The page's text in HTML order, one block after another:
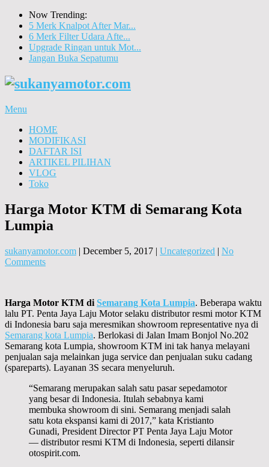
Now Trending:
5 Merk Knalpot After Mar...
6 Merk Filter Udara Afte...
Upgrade Ringan untuk Mot...
Jangan Buka Sepatumu
Menu
HOME
MODIFIKASI
DAFTAR ISI
ARTIKEL PILIHAN
VLOG
Toko
Harga Motor KTM di Semarang Kota
Lumpia
sukanyamotor.com | December 5, 2017 | Uncategorized | No
Comments
Harga Motor KTM di Semarang Kota Lumpia. Beberapa waktu
lalu PT. Penta Jaya Laju Motor selaku distributor resmi motor KTM
di Indonesia baru saja meresmikan showroom representative nya di
Semarang kota Lumpia. Berlokasi di Jalan Imam Bonjol No.202
Semarang kota Lumpia, showroom KTM ini tak hanya melayani
penjualan saja melainkan juga service dan penjualan suku cadang
(spareparts). Layanan 3S secara menyeluruh.
“Semarang merupakan salah satu pasar sepedamotor
yang besar di Indonesia. Itulah sebabnya kami
membuka showroom di sini. Semarang menjadi salah
satu kota ekspansi kami di 2017,” kata Kristianto
Gunadi, President Director PT Penta Jaya Laju Motor
— distributor resmi KTM di Indonesia, seperti dilansir
otospirit.com.